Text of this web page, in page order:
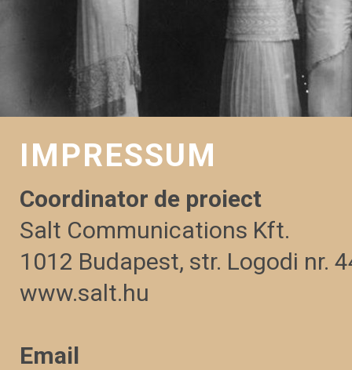
IMPRESSUM
Coordinator de proiect
Salt Communications Kft.
1012 Budapest, str. Logodi nr.
www.salt.hu
Email